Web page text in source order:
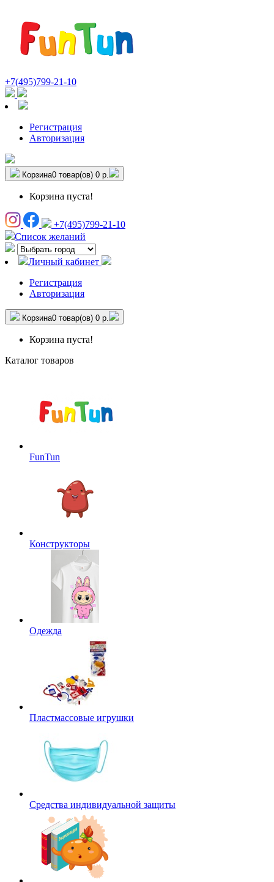
+7(495)799-21-10
Регистрация
Авторизация
Корзина0 товар(ов) 0 р.
Корзина пуста!
+7(495)799-21-10
Список желаний
Личный кабинет
Регистрация
Авторизация
Корзина0 товар(ов) 0 р.
Корзина пуста!
Каталог товаров
FunTun
Конструкторы
Одежда
Пластмассовые игрушки
Средства индивидуальной защиты